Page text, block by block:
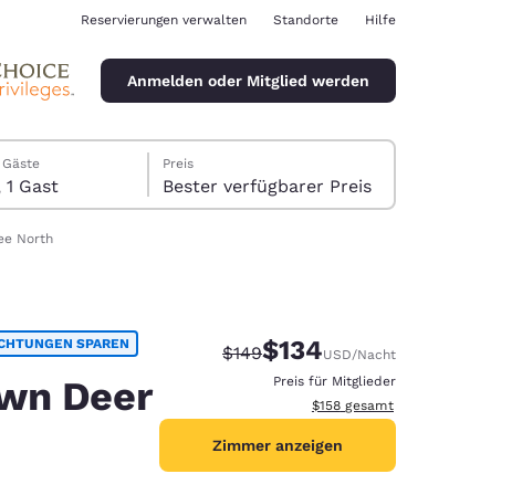
Latina
Reservierungen verwalten Standorte Hilfe
Anmelden oder Mitglied werden
1 Zimmer, 1 Gast
Preis
Bester verfügbarer Preis
North
SPAREN
Deer
Durchgestrichener Preis:
$149Vergünstigter Preis:
$134USD/Nacht
Preis für Mitglieder
Geschätzte Gesamtdetails
$158 gesamt
Zimmer anzeigen